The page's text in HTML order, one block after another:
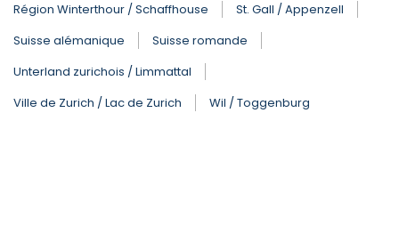
Région Winterthour / Schaffhouse
St. Gall / Appenzell
Suisse alémanique
Suisse romande
Unterland zurichois / Limmattal
Ville de Zurich / Lac de Zurich
Wil / Toggenburg